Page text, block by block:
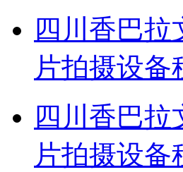
四川香巴
片拍摄设备
四川香巴
片拍摄设备